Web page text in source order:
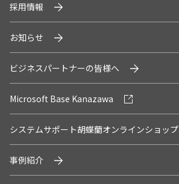
採用情報
お知らせ
ビジネスパートナーの皆様へ
Microsoft Base Kanazawa
システムサポート胡蝶蘭オンラインショップ
事例紹介